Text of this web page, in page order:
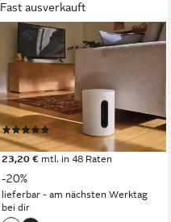
Fast ausverkauft
SONOS
Heimkinosystem Set: Beam 2
+ Sub Mini (100 W, LAN
(Ethernet), WLAN, Hi-Res
Audio)
(1)
799,00 € UVP998,00 €
23,20 € mtl. in 48 Raten
-20%
lieferbar - am nächsten Werktag
bei dir